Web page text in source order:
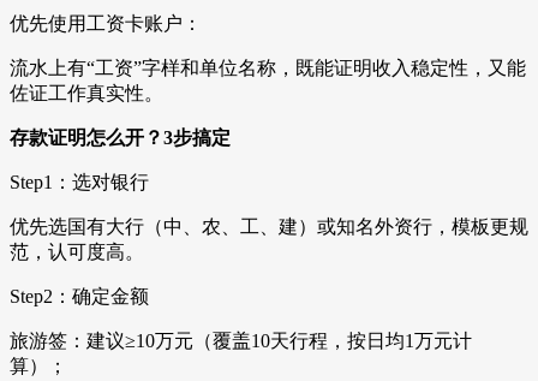
优先使用工资卡账户：
流水上有“工资”字样和单位名称，既能证明收入稳定性，又能
佐证工作真实性。
存款证明怎么开？3步搞定
Step1：选对银行
优先选国有大行（中、农、工、建）或知名外资行，模板更规
范，认可度高。
Step2：确定金额
旅游签：建议≥10万元（覆盖10天行程，按日均1万元计
算）；